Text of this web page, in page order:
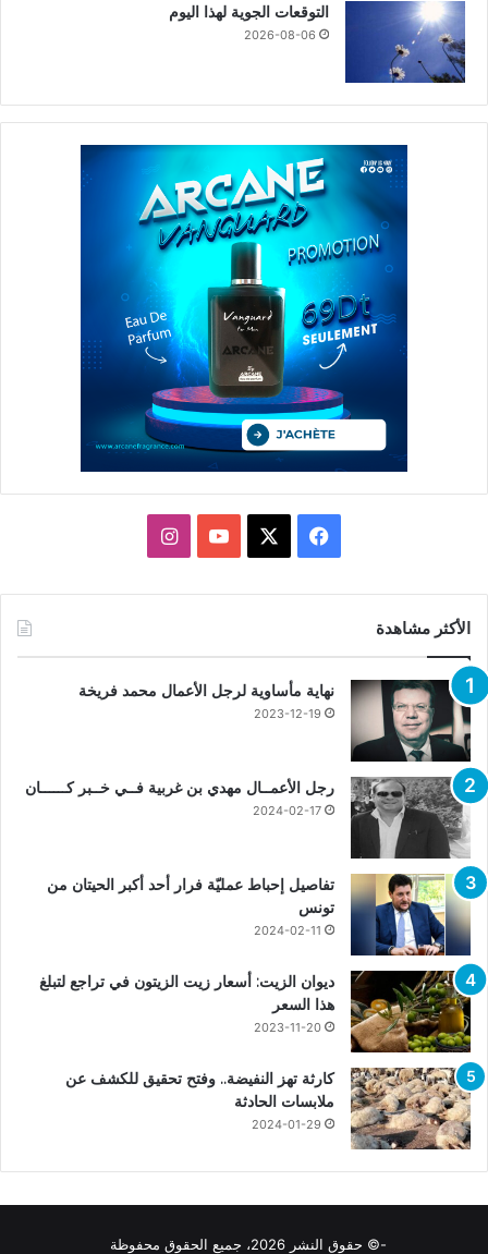
التوقعات الجوية لهذا اليوم
2026-08-06
فيسبوك يوتيوبانستقرام
الأكثر مشاهدة
نهاية مأساوية لرجل الأعمال محمد فريخة
2023-12-19
رجل الأعمــال مهدي بن غربية فــي خــبر كــــــان
2024-02-17
تفاصيل إحباط عمليّة فرار أحد أكبر الحيتان من
تونس
2024-02-11
ديوان الزيت: أسعار زيت الزيتون في تراجع لتبلغ
هذا السعر
2023-11-20
كارثة تهز النفيضة.. وفتح تحقيق للكشف عن
ملابسات الحادثة
2024-01-29
-© حقوق النشر 2026، جميع الحقوق محفوظة